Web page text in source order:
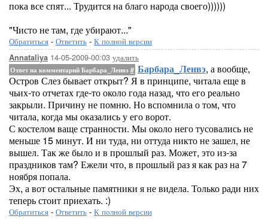
пока все спят... Трудится на благо народа своего))))))
"Чисто не там, где убирают..."
Обратиться - Ответить - К полной версии
Annataliya 14-05-2009-00:03 удалить
Ответ на комментарий Барбара_Ленвэ # Барбара_Ленвэ, а вообще,
Остров Слез бывает открыт? Я в принципе, читала еще в
чьих-то отчетах где-то около года назад, что его реально
закрыли. Причину не помню. Но вспомнила о том, что
читала, когда мы оказались у его ворот.
С костелом ваще странности. Мы около него тусовались не
меньше 15 минут. И ни туда, ни оттуда никто не зашел, не
вышел. Так же было и в прошлый раз. Может, это из-за
праздников там? Ежели что, в прошлый раз я как раз на 7
ноября попала.
Эх, а вот остальные памятники я не видела. Только ради них
теперь стоит приехать. :)
Обратиться - Ответить - К полной версии